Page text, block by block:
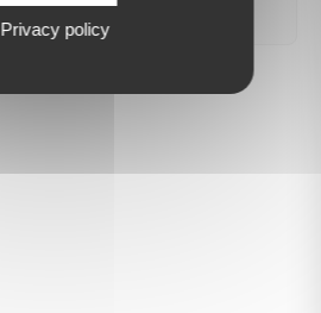
Privacy policy